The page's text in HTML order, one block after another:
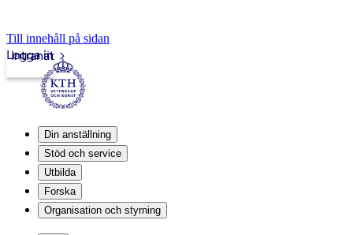
Till innehåll på sidan
Intranät
Logga in
Din anställning
Stöd och service
Utbilda
Forska
Organisation och styrning